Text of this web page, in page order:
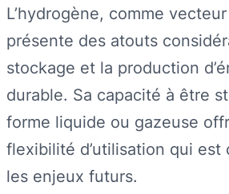
L’hydrogène, comme
présente des atouts
stockage et la production
durable. Sa capacité à être
forme liquide ou gazeuse
flexibilité d’utilisation qui est
les enjeux futurs.